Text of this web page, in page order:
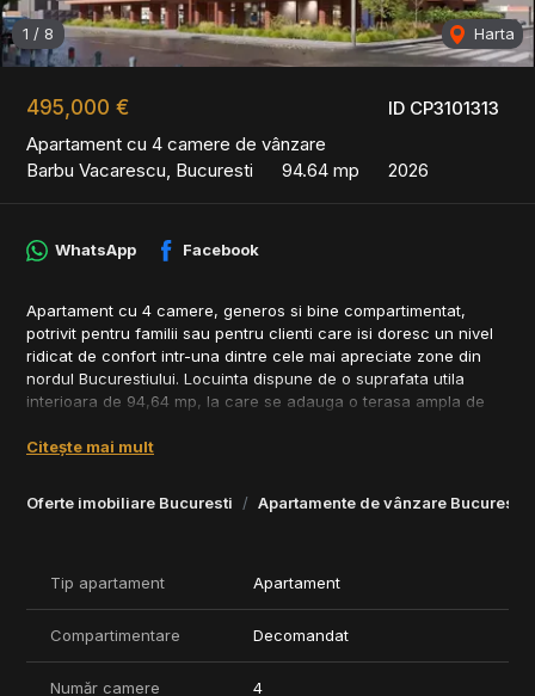
ID CP3101313
495,000 €
Apartament cu 4 camere de vânzare
Barbu Vacarescu, Bucuresti
94.64 mp 2026
1 / 8 Harta
Oferte imobiliare Bucuresti Apartamente de vânzare Bucuresti
WhatsApp Facebook
Apartament cu 4 camere, generos si bine compartimentat,
potrivit pentru familii sau pentru clienti care isi doresc un nivel
ridicat de confort intr-una dintre cele mai apreciate zone din
nordul Bucurestiului. Locuinta dispune de o suprafata utila
interioara de 94,64 mp, la care se adauga o terasa ampla de
generos, impreuna cu terasa ampla, creeaza un spatiu ideal
utilizate ca dormitoare pentru familie, birou sau camera pentru
Apartamentul se remarca prin suprafete vitrate generoase,
luminozitate naturala, finisaje premium si dotari moderne,
precum incalzire in pardoseala, climatizare tip duct, tamplarie
Citește mai mult
Tip apartament Apartament
Compartimentare Decomandat
Număr camere 4